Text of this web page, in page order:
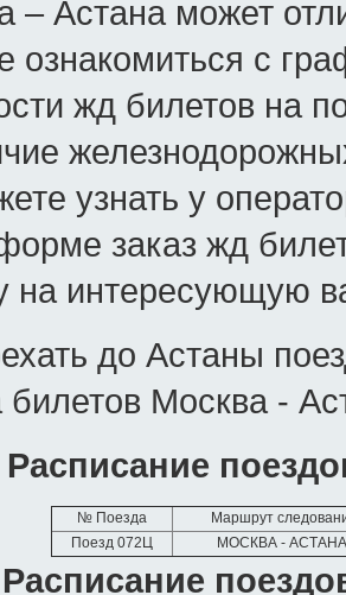
– Астана может
ознакомиться с
жд билетов на
узнать у
заказ жд
на интересующую
до Астаны
билетов Москва -
Расписание
№ Поезда
Маршрут
Поезд 072Ц
МОСКВА -
Расписание